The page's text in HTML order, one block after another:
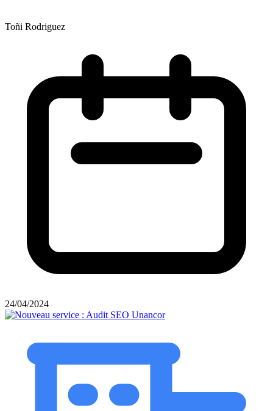
Toñi Rodriguez
24/04/2024